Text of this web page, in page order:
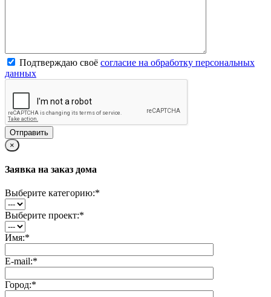
Подтверждаю своё согласие на обработку персональных
данных
×
Заявка на заказ дома
Выберите категорию:*
Выберите проект:*
Имя:*
E-mail:*
Город:*